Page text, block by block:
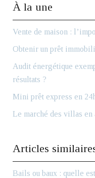
À la une
Vente de maison :
Obtenir un prêt
Audit énergétique
résultats ?
Mini prêt express en
Le marché des villas
Articles
Bails ou baux : quelle